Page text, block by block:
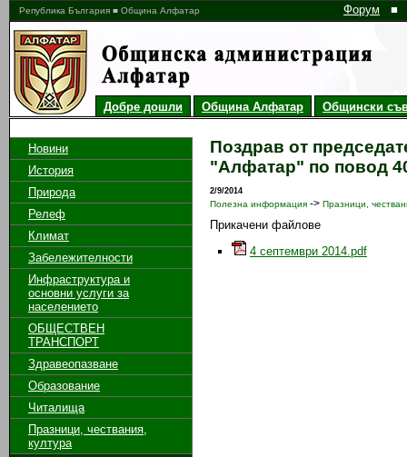
Република България ■ Община Алфатар Форум ■
Добре дошли Община Алфатар Общински
Новини
История
Природа
Релеф
Климат
Забележителности
Инфраструктура и
основни услуги за
населението
ОБЩЕСТВЕН
ТРАНСПОРТ
Здравеопазване
Образование
Читалища
Празници, чествания,
култура
Поздрав от
"Алфатар" по повод
2/9/2014
Полезна информация -> Празници,
Прикачени файлове
4 септември 2014.pdf